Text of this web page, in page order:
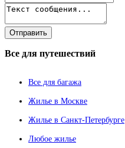
Все для путешествий
Все для багажа
Жилье в Москве
Жилье в Санкт-Петербурге
Любое жилье